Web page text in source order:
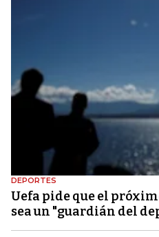
DEPORTES
Uefa pide que el
sea un "guardián del